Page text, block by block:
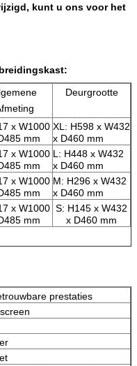
achter
terug!
kunt u ons voor het
Deurgrootte
x W1000
mm
XL: H598 x W432
x D460 mm
x W1000
mm
L: H448 x W432
x D460 mm
x W1000
mm
M: H296 x W432
x D460 mm
x W1000
mm
S: H145 x W432
x D460 mm
prestaties